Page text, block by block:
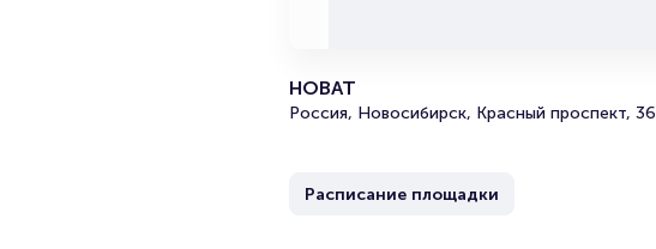
НОВАТ
Россия, Новосибирск, Красный проспект, 36
Расписание площадки